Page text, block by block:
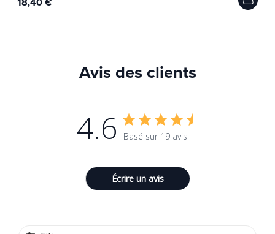
Avis des clients
4.6 Basé sur 19 avis
Écrire un avis